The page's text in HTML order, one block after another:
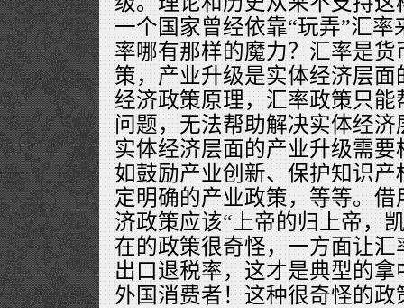
一个国家曾经依靠“玩弄”汇
率哪有那样的魔力？汇率是
策，产业升级是实体经济层
经济政策原理，汇率政策只
问题，无法帮助解决实体经
实体经济层面的产业升级需
如鼓励产业创新、保护知识
定明确的产业政策，等等。
济政策应该“上帝的归上帝，
在的政策很奇怪，一方面让
出口退税率，这才是典型的
外国消费者！这种很奇怪的政